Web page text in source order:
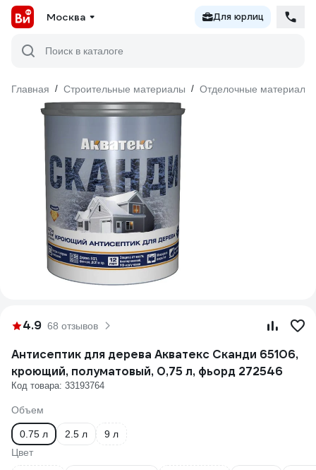
Москва Для юрлиц
Поиск в каталоге
Главная / Строительные материалы / Отделочные материалы
4.9 68 отзывов
Антисептик для дерева Акватекс Сканди 65106,
кроющий, полуматовый, 0,75 л, фьорд 272546
Код товара: 33193764
Объем
0.75 л 2.5 л
9 л
Цвет